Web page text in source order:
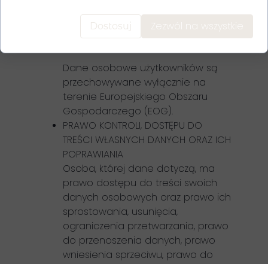
przetwarzające) albo samodzielnie
określają cele i sposoby ich
Dane osobowe użytkowników są
przechowywane wyłącznie na
terenie Europejskiego Obszaru
Gospodarczego (EOG).
PRAWO KONTROLI, DOSTĘPU DO
TREŚCI WŁASNYCH DANYCH ORAZ ICH
POPRAWIANIA
Osoba, której dane dotyczą, ma
prawo dostępu do treści swoich
danych osobowych oraz prawo ich
sprostowania, usunięcia,
ograniczenia przetwarzania, prawo
do przenoszenia danych, prawo
wniesienia sprzeciwu, prawo do
Dostosuj Zezwól na wszystkie